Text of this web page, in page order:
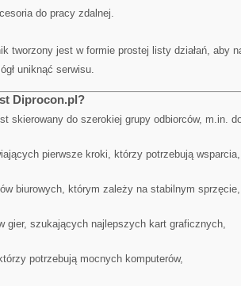
do pracy zdalnej.
tworzony jest w formie prostej listy działań, aby
uniknąć serwisu.
Diprocon.pl?
skierowany do szerokiej grupy odbiorców, m.in.
pierwsze kroki, którzy potrzebują wsparcia,
biurowych, którym zależy na stabilnym sprzęcie,
gier, szukających najlepszych kart graficznych,
potrzebują mocnych komputerów,